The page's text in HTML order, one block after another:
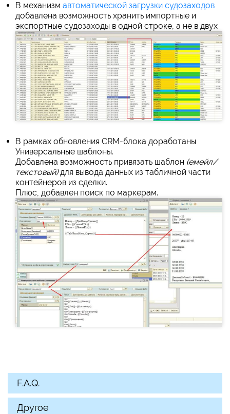
F.A.Q.
Другое
В механизм автоматической загрузки судозаходов
добавлена возможность хранить импортные и
экспортные судозаходы в одной строке, а не в двух
В рамках обновления CRM-блока доработаны
Универсальные шаблоны.
Добавлена возможность привязать шаблон (емейл/
текстовый)для вывода данных из табличной части
контейнеров из сделки.
Плюс, добавлен поиск по маркерам.